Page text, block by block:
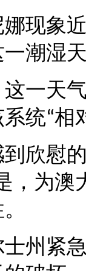
现象
潮湿
一天
统“相
欣慰
，为澳
州紧